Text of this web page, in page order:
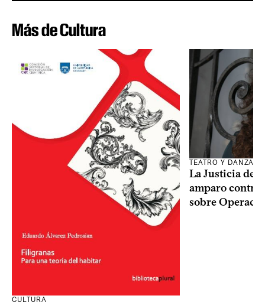
Más de Cultura
CULTURA
TEATRO Y DANZA
La Justicia
amparo contra
sobre